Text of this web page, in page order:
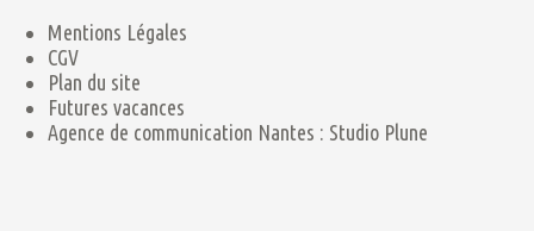
Mentions Légales
CGV
Plan du site
Futures vacances
Agence de communication Nantes : Studio Plune